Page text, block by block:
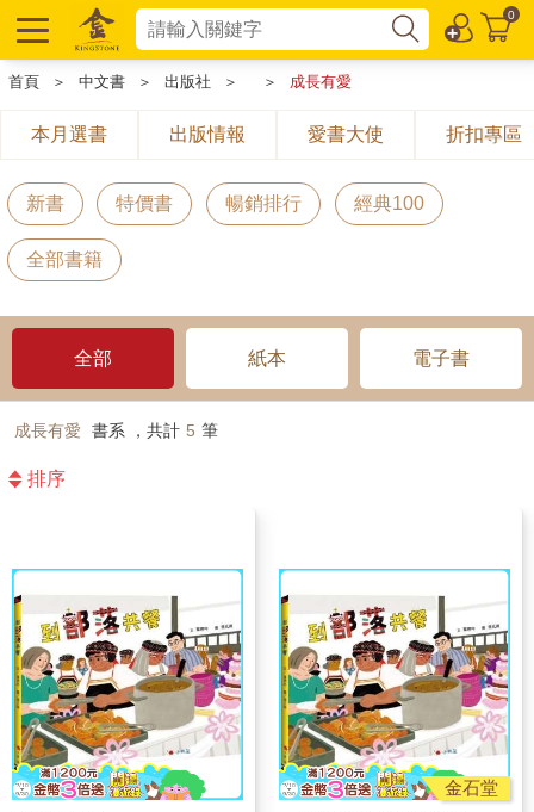
0
首頁 ＞ 中文書 ＞ 出版社 ＞ ＞ 成長有愛
本月選書 出版情報 愛書大使 折扣專區
新書 特價書 暢銷排行 經典100
全部書籍
全部 紙本 電子書
成長有愛 書系 ，共計 5 筆
排序
金石堂